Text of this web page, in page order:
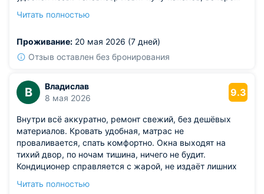
отталкивает — всё в спокойных тонах, глаза не режет.
можно спокойно отдыхать.
Из недостатков: правда, WiFi иногда подвисает,
Читать полностью
Проживание: 20 мая 2026 (7 дней)
Отзыв оставлен без бронирования
В
Владислав
8 мая 2026
9.3
Внутри всё аккуратно, ремонт свежий, без дешёвых
материалов. Кровать удобная, матрас не
проваливается, спать комфортно. Окна выходят на
тихий двор, по ночам тишина, ничего не будит.
Кондиционер справляется с жарой, не издаёт лишних
несколько старых комедий — вечером самое то. WiFi
Читать полностью